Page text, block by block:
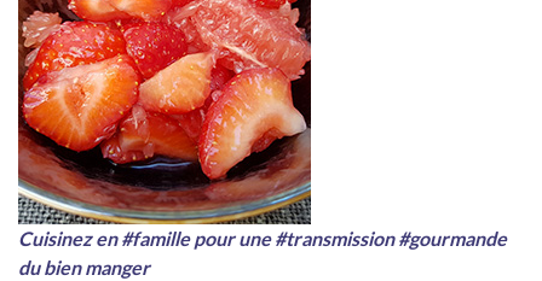
Cuisinez en #famille pour une #transmission #gourmande
du bien manger